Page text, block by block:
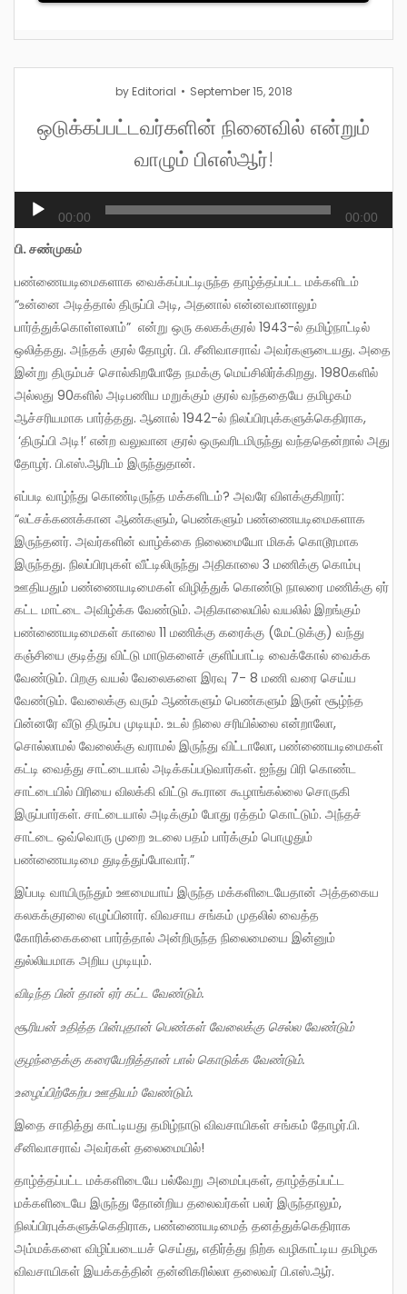
by Editorial September 15, 2018
ஒடுக்கப்பட்டவர்களின் நினைவில் என்றும்
வாழும் பிஎஸ்ஆர்!
Audio
Player 00:00 00:00
பி. சண்முகம்
பண்ணையடிமைகளாக வைக்கப்பட்டிருந்த தாழ்த்தப்பட்ட மக்களிடம்
“உன்னை அடித்தால் திருப்பி அடி, அதனால் என்னவானாலும்
பார்த்துக்கொள்ளலாம்” என்று ஒரு கலகக்குரல் 1943-ல் தமிழ்நாட்டில்
ஒலித்தது. அந்தக் குரல் தோழர். பி. சீனிவாசராவ் அவர்களுடையது. அதை
இன்று திரும்பச் சொல்கிறபோதே நமக்கு மெய்சிலிர்க்கிறது. 1980களில்
அல்லது 90களில் அடிபணிய மறுக்கும் குரல் வந்ததையே தமிழகம்
ஆச்சரியமாக பார்த்தது. ஆனால் 1942-ல் நிலப்பிரபுக்களுக்கெதிராக,
‘திருப்பி அடி!’ என்ற வலுவான குரல் ஒருவரிடமிருந்து வந்ததென்றால் அது
தோழர். பி.எஸ்.ஆரிடம் இருந்துதான்.
எப்படி வாழ்ந்து கொண்டிருந்த மக்களிடம்? அவரே விளக்குகிறார்:
“லட்சக்கணக்கான ஆண்களும், பெண்களும் பண்ணையடிமைகளாக
இருந்தனர். அவர்களின் வாழ்க்கை நிலைமையோ மிகக் கொடூரமாக
இருந்தது. நிலப்பிரபுகள் வீட்டிலிருந்து அதிகாலை 3 மணிக்கு கொம்பு
ஊதியதும் பண்ணையடிமைகள் விழித்துக் கொண்டு நாலரை மணிக்கு ஏர்
கட்ட மாட்டை அவிழ்க்க வேண்டும். அதிகாலையில் வயலில் இறங்கும்
பண்ணையடிமைகள் காலை 11 மணிக்கு கரைக்கு (மேட்டுக்கு) வந்து
கஞ்சியை குடித்து விட்டு மாடுகளைச் குளிப்பாட்டி வைக்கோல் வைக்க
வேண்டும். பிறகு வயல் வேலைகளை இரவு 7- 8 மணி வரை செய்ய
வேண்டும். வேலைக்கு வரும் ஆண்களும் பெண்களும் இருள் சூழ்ந்த
பின்னரே வீடு திரும்ப முடியும். உடல் நிலை சரியில்லை என்றாலோ,
சொல்லாமல் வேலைக்கு வராமல் இருந்து விட்டாலோ, பண்ணையடிமைகள்
கட்டி வைத்து சாட்டையால் அடிக்கப்படுவார்கள். ஐந்து பிரி கொண்ட
சாட்டையில் பிரியை விலக்கி விட்டு கூரான கூழாங்கல்லை சொருகி
இருப்பார்கள். சாட்டையால் அடிக்கும் போது ரத்தம் கொட்டும். அந்தச்
சாட்டை ஒவ்வொரு முறை உடலை பதம் பார்க்கும் பொழுதும்
பண்ணையடிமை துடித்துப்போவார்.”
இப்படி வாயிருந்தும் ஊமையாய் இருந்த மக்களிடையேதான் அத்தகைய
கலகக்குரலை எழுப்பினார். விவசாய சங்கம் முதலில் வைத்த
கோரிக்கைகளை பார்த்தால் அன்றிருந்த நிலைமையை இன்னும்
துல்லியமாக அறிய முடியும்.
விடிந்த பின் தான் ஏர் கட்ட வேண்டும்.
சூரியன் உதித்த பின்புதான் பெண்கள் வேலைக்கு செல்ல வேண்டும்
குழந்தைக்கு கரையேறித்தான் பால் கொடுக்க வேண்டும்.
உழைப்பிற்கேற்ப ஊதியம் வேண்டும்.
இதை சாதித்து காட்டியது தமிழ்நாடு விவசாயிகள் சங்கம் தோழர்.பி.
சீனிவாசராவ் அவர்கள் தலைமையில்!
தாழ்த்தப்பட்ட மக்களிடையே பல்வேறு அமைப்புகள், தாழ்த்தப்பட்ட
மக்களிடையே இருந்து தோன்றிய தலைவர்கள் பலர் இருந்தாலும்,
நிலப்பிரபுக்களுக்கெதிராக, பண்ணையடிமைத் தனத்துக்கெதிராக
அம்மக்களை விழிப்படையச் செய்து, எதிர்த்து நிற்க வழிகாட்டிய தமிழக
விவசாயிகள் இயக்கத்தின் தன்னிகரில்லா தலைவர் பி.எஸ்.ஆர்.